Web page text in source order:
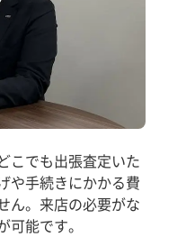
こでも出張査定いた
や手続きにかかる費
ん。来店の必要がな
能です。